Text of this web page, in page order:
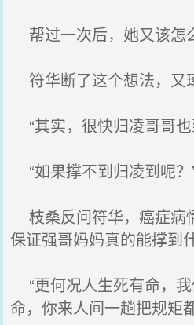
帮过一次后，她又该怎
符华断了这个想法，又
“其实，很快归凌哥哥
“如果撑不到归凌到呢？
枝桑反问符华，癌症病
保证强哥妈妈真的能撑到
“更何况人生死有命，
命，你来人间一趟把规矩